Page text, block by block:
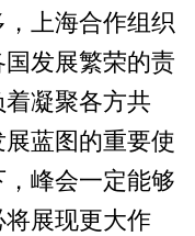
上海合作组织
发展繁荣的责
凝聚各方共
蓝图的重要使
峰会一定能够
将展现更大作